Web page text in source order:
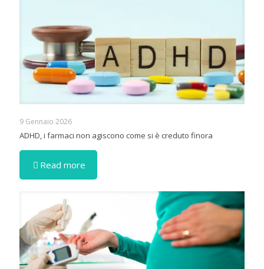
9 Gennaio 2026
ADHD, i farmaci non agiscono come si è creduto finora
Read more